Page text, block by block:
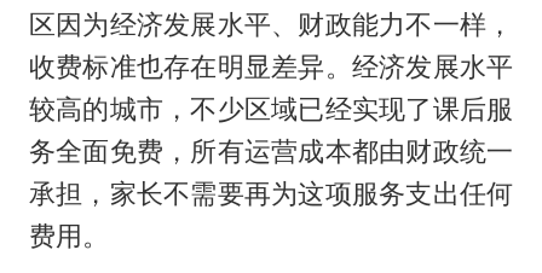
区因为经济发展水平、财政能力不一样，
收费标准也存在明显差异。经济发展水平
较高的城市，不少区域已经实现了课后服
务全面免费，所有运营成本都由财政统一
承担，家长不需要再为这项服务支出任何
费用。